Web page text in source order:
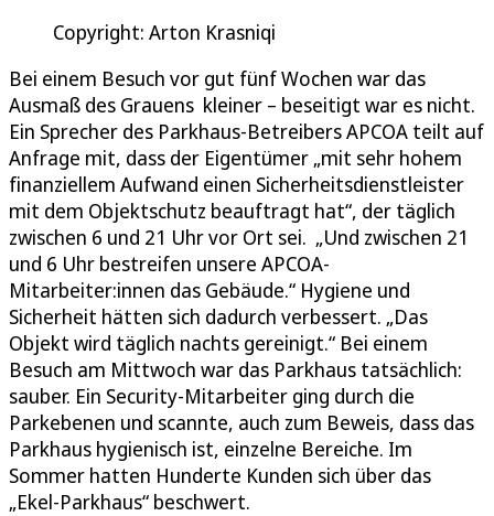
Copyright: Arton Krasniqi
Bei einem Besuch vor gut fünf Wochen war das
Ausmaß des Grauens kleiner – beseitigt war es nicht.
Ein Sprecher des Parkhaus-Betreibers APCOA teilt auf
Anfrage mit, dass der Eigentümer „mit sehr hohem
finanziellem Aufwand einen Sicherheitsdienstleister
mit dem Objektschutz beauftragt hat“, der täglich
zwischen 6 und 21 Uhr vor Ort sei. „Und zwischen 21
und 6 Uhr bestreifen unsere APCOA-
Mitarbeiter:innen das Gebäude.“ Hygiene und
Sicherheit hätten sich dadurch verbessert. „Das
Objekt wird täglich nachts gereinigt.“ Bei einem
Besuch am Mittwoch war das Parkhaus tatsächlich:
sauber. Ein Security-Mitarbeiter ging durch die
Parkebenen und scannte, auch zum Beweis, dass das
Parkhaus hygienisch ist, einzelne Bereiche. Im
Sommer hatten Hunderte Kunden sich über das
„Ekel-Parkhaus“ beschwert.